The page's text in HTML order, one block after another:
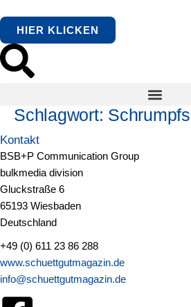
springen
HIER KLICKEN
Schlagwort:
Kontakt
BSB+P Communication Group
bulkmedia division
Gluckstraße 6
65193 Wiesbaden
Deutschland
+49 (0) 611 23 86 288
www.schuettgutmagazin.de
info@schuettgutmagazin.de